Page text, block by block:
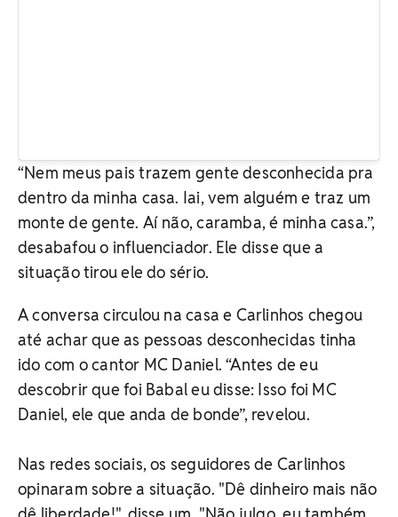
“Nem meus pais trazem gente desconhecida pra
dentro da minha casa. Iai, vem alguém e traz um
monte de gente. Aí não, caramba, é minha casa.”,
desabafou o influenciador. Ele disse que a
situação tirou ele do sério.
A conversa circulou na casa e Carlinhos chegou
até achar que as pessoas desconhecidas tinha
ido com o cantor MC Daniel. “Antes de eu
descobrir que foi Babal eu disse: Isso foi MC
Daniel, ele que anda de bonde”, revelou.
Nas redes sociais, os seguidores de Carlinhos
opinaram sobre a situação. "Dê dinheiro mais não